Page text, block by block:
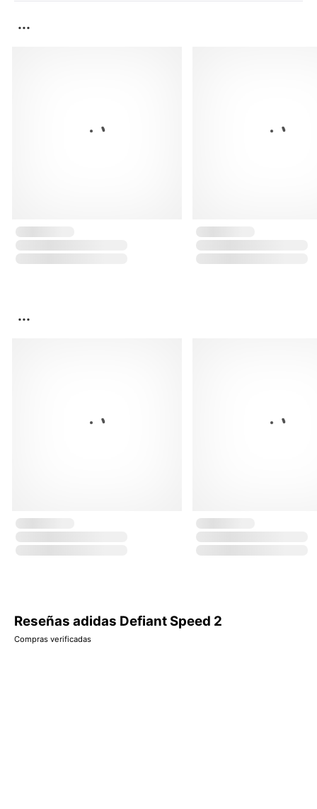
...
...
Reseñas adidas Defiant Speed 2
Compras verificadas